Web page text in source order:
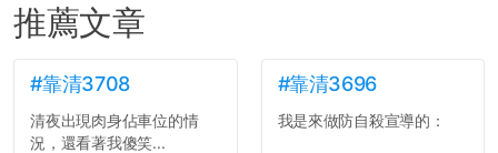
推薦文章
#靠清3708
清夜出現肉身佔車位的情
況，還看著我傻笑...
#靠清3696
我是來做防自殺宣導的：